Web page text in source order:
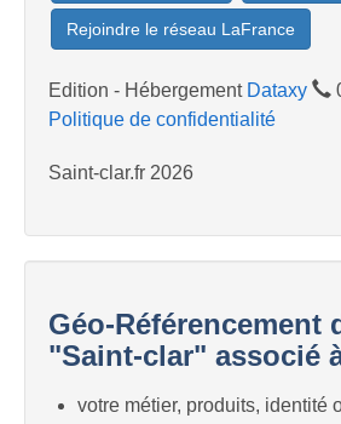
Rejoindre le réseau LaFrance
Edition - Hébergement Dataxy
Politique de confidentialité
Saint-clar.fr 2026
Géo-Référencement
"Saint-clar" associé
votre métier, produits, identité